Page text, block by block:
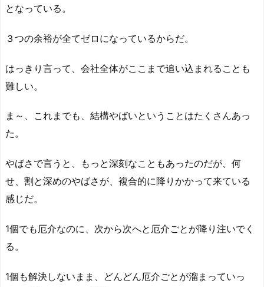
となっている。
３つの余裕が全てゼロになっているからだ。
はっきり言って、会社全体がここまで追い込まれることも
難しい。
ま～、これまでも、結構やばいということはたくさんあっ
た。
やばさで言うと、もっと深刻なこともあったのだが、何
せ、割と深めのやばさが、複合的に降りかかって来ている
感じだ。
1個でも厄介なのに、次から次へと厄介ごとが降り注いでく
る。
1個も解決しないまま、どんどん厄介ごとが溜まっていっ